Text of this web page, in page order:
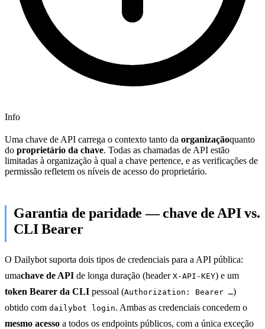
Info
Uma chave de API carrega o contexto tanto da organizaçãoquanto
do proprietário da chave. Todas as chamadas de API estão
limitadas à organização à qual a chave pertence, e as verificações de
permissão refletem os níveis de acesso do proprietário.
Garantia de paridade — chave de API vs.
CLI Bearer
O Dailybot suporta dois tipos de credenciais para a API pública:
umachave de API de longa duração (header X-API-KEY) e um
token Bearer da CLI pessoal (Authorization: Bearer …)
obtido com dailybot login. Ambas as credenciais concedem o
mesmo acesso a todos os endpoints públicos, com a única exceção